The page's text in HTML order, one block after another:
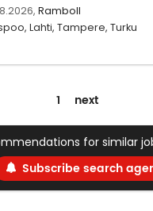
Ramboll
Lahti, Tampere, Turku
1 next
for similar
Subscribe search